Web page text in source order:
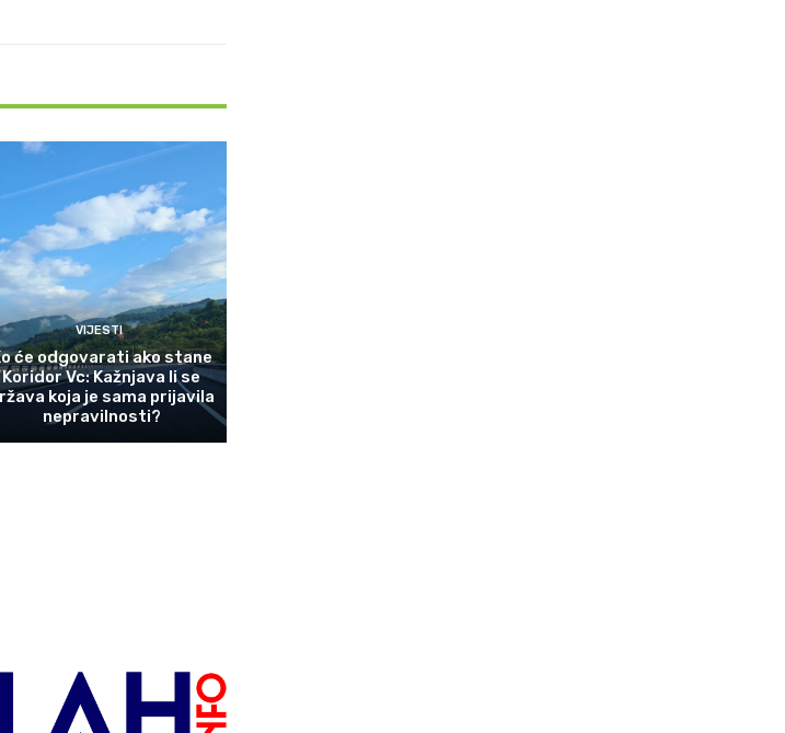
VIJESTI
će odgovarati ako stane
Koridor Vc: Kažnjava li se
koja je sama prijavila
nepravilnosti?